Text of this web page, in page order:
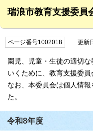
瑞浪市教育支援委員
ページ番号1002018 更新
園児、児童・生徒の適切
いくために、教育支援委員
なお、本委員会は個人情
た。
令和8年度